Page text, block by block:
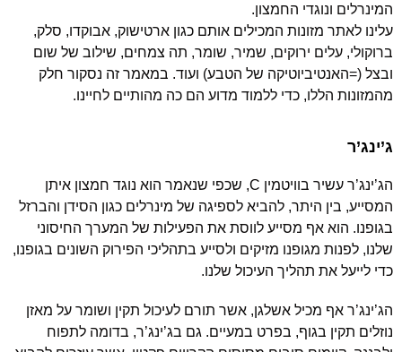
המינרלים ונוגדי החמצון.
עלינו לאתר מזונות המכילים אותם כגון ארטישוק, אבוקדו, סלק,
ברוקולי, עלים ירוקים, שמיר, שומר, תה צמחים, שילוב של שום
ובצל (=האנטיביוטיקה של הטבע) ועוד. במאמר זה נסקור חלק
מהמזונות הללו, כדי ללמוד מדוע הם כה מהותיים לחיינו.
ג’ינג’ר
הג’ינג’ר עשיר בוויטמין C, שכפי שנאמר הוא נוגד חמצון איתן
המסייע, בין היתר, להביא לספיגה של מינרלים כגון הסידן והברזל
בגופנו. הוא אף מסייע לווסת את הפעילות של המערך החיסוני
שלנו, לפנות מגופנו מזיקים ולסייע בתהליכי הפירוק השונים בגופנו,
כדי לייעל את תהליך העיכול שלנו.
הג’ינג’ר אף מכיל אשלגן, אשר תורם לעיכול תקין ושומר על מאזן
נוזלים תקין בגוף, בפרט במעיים. גם בג’ינג’ר, בדומה לתפוח